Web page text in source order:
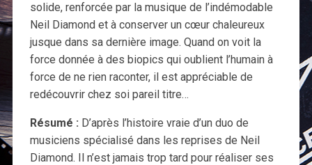
solide, renforcée par la musique de l’indémodable
Neil Diamond et à conserver un cœur chaleureux
jusque dans sa dernière image. Quand on voit la
force donnée à des biopics qui oublient l’humain à
force de ne rien raconter, il est appréciable de
redécouvrir chez soi pareil titre…
Résumé : D’après l’histoire vraie d’un duo de
musiciens spécialisé dans les reprises de Neil
Diamond. Il n’est jamais trop tard pour réaliser ses